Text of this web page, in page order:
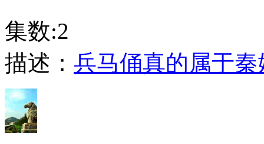
集数:2
描述： 兵马俑真的属于秦